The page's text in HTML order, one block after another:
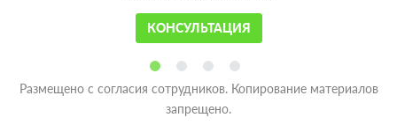
КОНСУЛЬТАЦИЯ
Размещено с согласия сотрудников. Копирование материалов
запрещено.